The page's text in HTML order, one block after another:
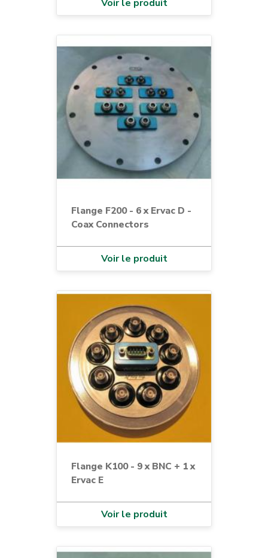
Voir le produit
Flange F200 - 6 x Ervac D -
Coax Connectors
Voir le produit
Flange K100 - 9 x BNC + 1 x
Ervac E
Voir le produit